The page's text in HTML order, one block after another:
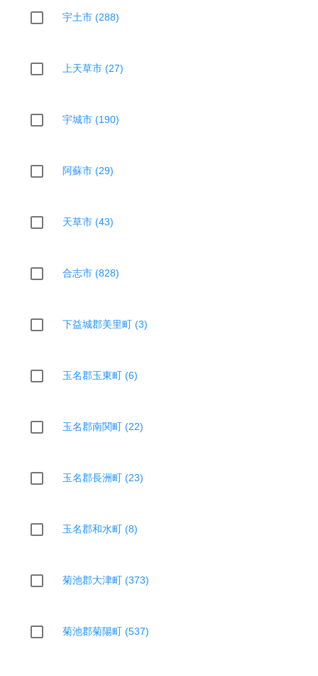
宇土市 (288)
上天草市 (27)
宇城市 (190)
阿蘇市 (29)
天草市 (43)
合志市 (828)
下益城郡美里町 (3)
玉名郡玉東町 (6)
玉名郡南関町 (22)
玉名郡長洲町 (23)
玉名郡和水町 (8)
菊池郡大津町 (373)
菊池郡菊陽町 (537)